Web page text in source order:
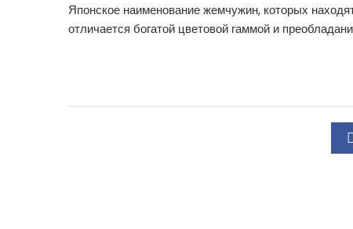
Японское наименование жемчужин, которых
отличается богатой цветовой гаммой и